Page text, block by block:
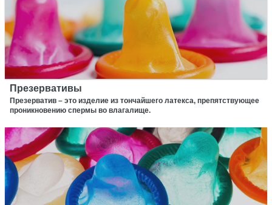
Презервативы
Презерватив – это изделие из тончайшего латекса, препятствующее
проникновению спермы во влагалище.